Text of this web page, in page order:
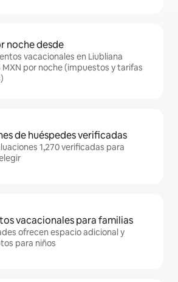
noche desde
vacacionales en Liubliana
por noche (impuestos y tarifas
de huéspedes verificadas
1,270 verificadas para
vacacionales para familias
ofrecen espacio adicional y
para niños